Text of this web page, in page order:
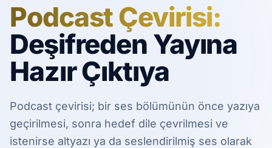
Podcast Çevirisi:
Deşifreden Yayına
Hazır Çıktıya
Podcast çevirisi; bir ses bölümünün önce yazıya
geçirilmesi, sonra hedef dile çevrilmesi ve
istenirse altyazı ya da seslendirilmiş ses olarak